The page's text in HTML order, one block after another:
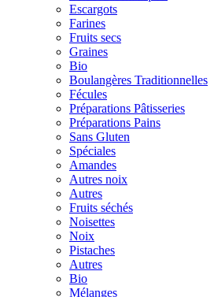
Escargots
Farines
Fruits secs
Graines
Bio
Boulangères Traditionnelles
Fécules
Préparations Pâtisseries
Préparations Pains
Sans Gluten
Spéciales
Amandes
Autres noix
Autres
Fruits séchés
Noisettes
Noix
Pistaches
Autres
Bio
Mélanges